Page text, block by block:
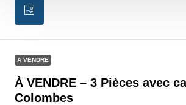
A VENDRE
À VENDRE – 3 Pièces avec
Colombes